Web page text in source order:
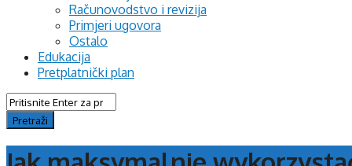
Računovodstvo i revizija
Primjeri ugovora
Ostalo
Edukacija
Pretplatnički plan